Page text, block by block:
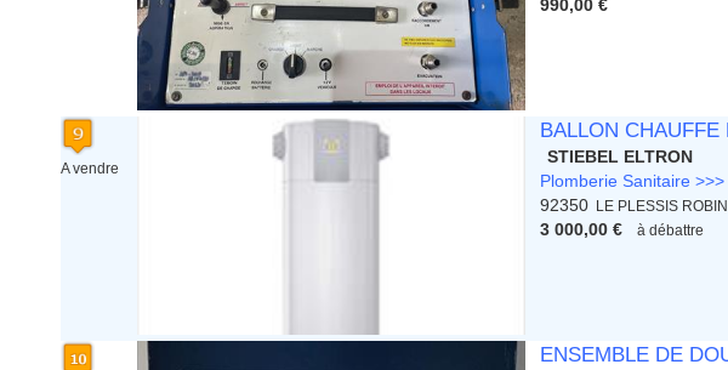
990,00 €
A vendre
BALLON
STIEBEL ELTRON
Plomberie Sanitaire
92350
LE PLESSIS
3 000,00 €
à débattre
ENSEMBLE DE